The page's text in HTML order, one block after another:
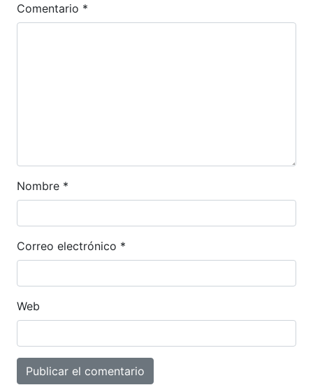
Comentario *
Nombre *
Correo electrónico *
Web